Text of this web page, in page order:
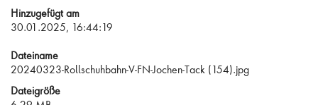
Hinzugefügt am
30.01.2025, 16:44:19
Dateiname
20240323-Rollschuhbahn-V-FN-Jochen-Tack (154).jpg
Dateigröße